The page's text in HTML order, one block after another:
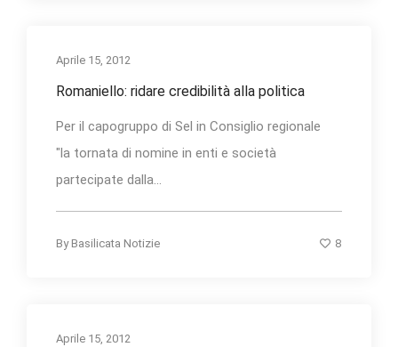
Aprile 15, 2012
Romaniello: ridare credibilità alla politica
Per il capogruppo di Sel in Consiglio regionale
"la tornata di nomine in enti e società
partecipate dalla...
By Basilicata Notizie 8
Aprile 15, 2012